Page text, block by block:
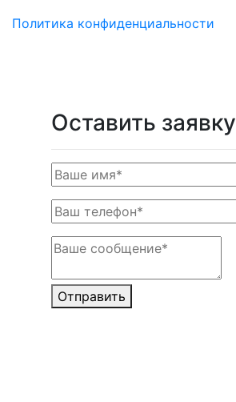
Политика конфиденциальности
Оставить заявку
Отправить